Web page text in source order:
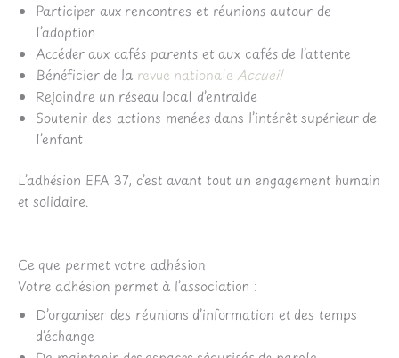
Participer aux rencontres et réunions autour de
l’adoption
Accéder aux cafés parents et aux cafés de l’attente
Bénéficier de la revue nationale Accueil
Rejoindre un réseau local d’entraide
Soutenir des actions menées dans l’intérêt supérieur de
l’enfant
L’adhésion EFA 37, c’est avant tout un engagement humain
et solidaire.
Ce que permet votre adhésion
Votre adhésion permet à l’association :
D’organiser des réunions d’information et des temps
d’échange